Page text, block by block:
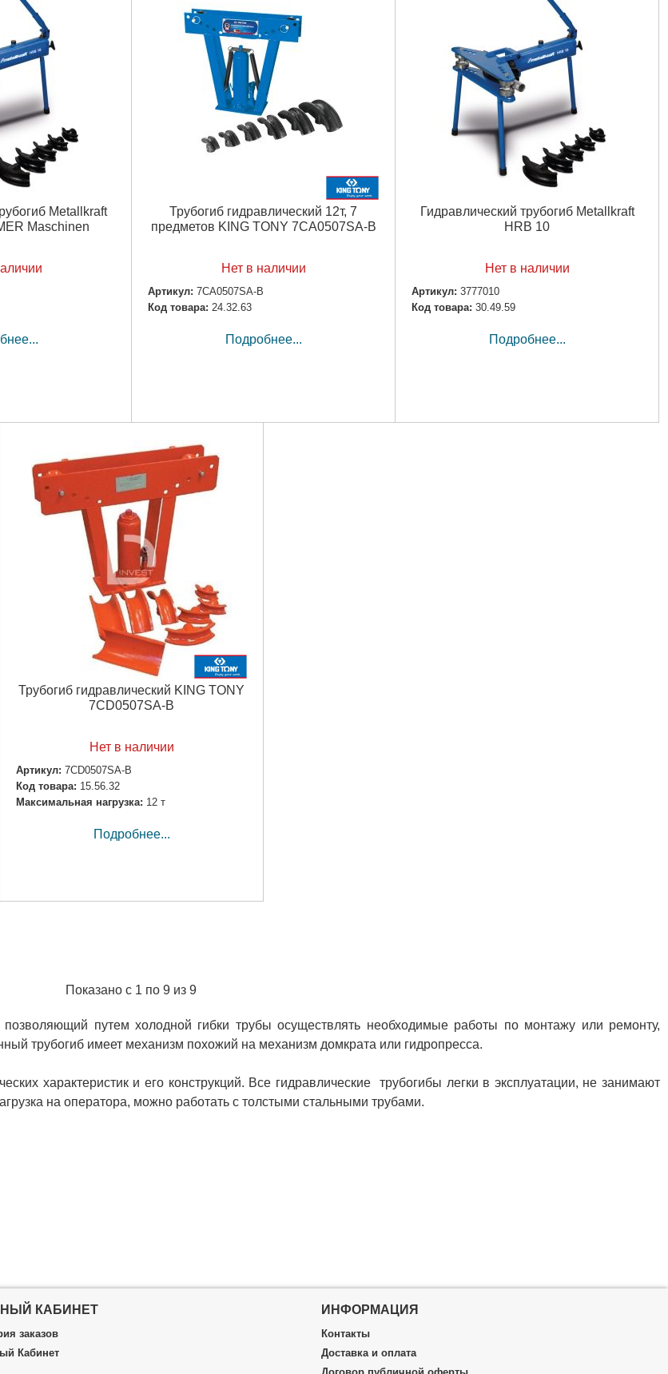
мм
72 кг
Насадки: 3/4"-3,5"
Подробнее...
Metallkraft
Maschinen
Трубогиб гидравлический 12т, 7
предметов KING TONY 7CA0507SA-B
Нет в наличии
Артикул: 7CA0507SA-B
Код товара: 24.32.63
Подробнее...
Гидравлический трубогиб Metallkraft
HRB 10
Нет в наличии
Артикул: 3777010
Код товара: 30.49.59
Подробнее...
Трубогиб гидравлический KING TONY
7CD0507SA-B
Нет в наличии
Артикул: 7CD0507SA-B
Код товара: 15.56.32
Максимальная нагрузка: 12 т
Подробнее...
Показано с 1 по 9 из 9
путем холодной гибки трубы осуществлять необходимые работы по монтажу или ремонту,
трубогиб имеет механизм похожий на механизм домкрата или гидропресса.
характеристик и его конструкций. Все гидравлические трубогибы легки в эксплуатации, не занимают
на оператора, можно работать с толстыми стальными трубами.
КАБИНЕТ
заказов
Кабинет
ИНФОРМАЦИЯ
Контакты
Доставка и оплата